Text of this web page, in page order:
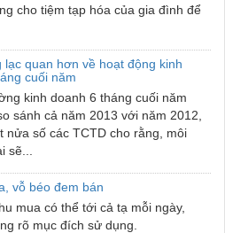
cho tiệm tạp hóa của gia đình để
lạc quan hơn về hoạt động kinh
cuối năm
kinh doanh 6 tháng cuối năm
sánh cả năm 2013 với năm 2012,
nửa số các TCTD cho rằng, môi
vỗ béo đem bán
mua có thể tới cả tạ mỗi ngày,
rõ mục đích sử dụng.